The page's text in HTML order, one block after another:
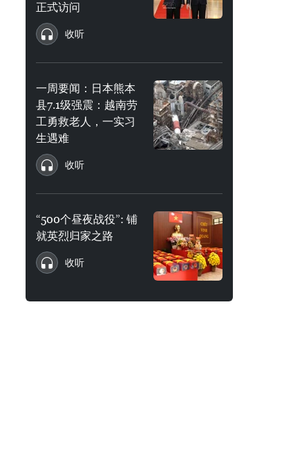
正式访问
收听
一周要闻：日本熊本
县7.1级强震：越南劳
工勇救老人，一实习
生遇难
收听
“500个昼夜战役”: 铺
就英烈归家之路
收听